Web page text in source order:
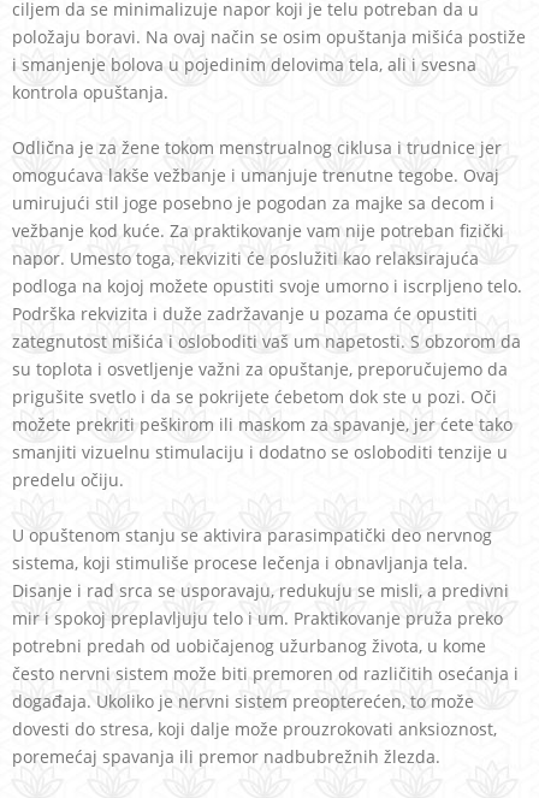
ciljem da se minimalizuje napor koji je telu potreban da u
položaju boravi. Na ovaj način se osim opuštanja mišića postiže
i smanjenje bolova u pojedinim delovima tela, ali i svesna
kontrola opuštanja.
Odlična je za žene tokom menstrualnog ciklusa i trudnice jer
omogućava lakše vežbanje i umanjuje trenutne tegobe. Ovaj
umirujući stil joge posebno je pogodan za majke sa decom i
vežbanje kod kuće. Za praktikovanje vam nije potreban fizički
napor. Umesto toga, rekviziti će poslužiti kao relaksirajuća
podloga na kojoj možete opustiti svoje umorno i iscrpljeno telo.
Podrška rekvizita i duže zadržavanje u pozama će opustiti
zategnutost mišića i osloboditi vaš um napetosti. S obzorom da
su toplota i osvetljenje važni za opuštanje, preporučujemo da
prigušite svetlo i da se pokrijete ćebetom dok ste u pozi. Oči
možete prekriti peškirom ili maskom za spavanje, jer ćete tako
smanjiti vizuelnu stimulaciju i dodatno se osloboditi tenzije u
predelu očiju.
U opuštenom stanju se aktivira parasimpatički deo nervnog
sistema, koji stimuliše procese lečenja i obnavljanja tela.
Disanje i rad srca se usporavaju, redukuju se misli, a predivni
mir i spokoj preplavljuju telo i um. Praktikovanje pruža preko
potrebni predah od uobičajenog užurbanog života, u kome
često nervni sistem može biti premoren od različitih osećanja i
događaja. Ukoliko je nervni sistem preopterećen, to može
dovesti do stresa, koji dalje može prouzrokovati anksioznost,
poremećaj spavanja ili premor nadbubrežnih žlezda.